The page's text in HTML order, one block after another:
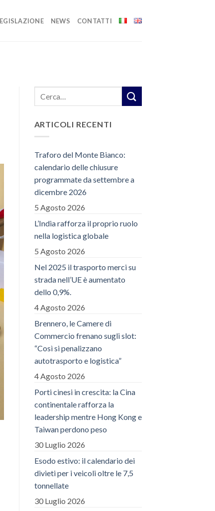
NEWS CONTATTI
ARTICOLI RECENTI
Traforo del Monte Bianco:
calendario delle chiusure
programmate da settembre a
dicembre 2026
5 Agosto 2026
L’India rafforza il proprio ruolo
nella logistica globale
5 Agosto 2026
Nel 2025 il trasporto merci su
strada nell’UE è aumentato
dello 0,9%.
4 Agosto 2026
Brennero, le Camere di
Commercio frenano sugli slot:
“Così si penalizzano
autotrasporto e logistica”
4 Agosto 2026
Porti cinesi in crescita: la Cina
continentale rafforza la
leadership mentre Hong Kong e
Taiwan perdono peso
30 Luglio 2026
Esodo estivo: il calendario dei
divieti per i veicoli oltre le 7,5
tonnellate
30 Luglio 2026